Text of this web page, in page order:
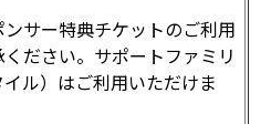
サー特典チケットのご利用
ださい。サポートファミリ
ル）はご利用いただけま